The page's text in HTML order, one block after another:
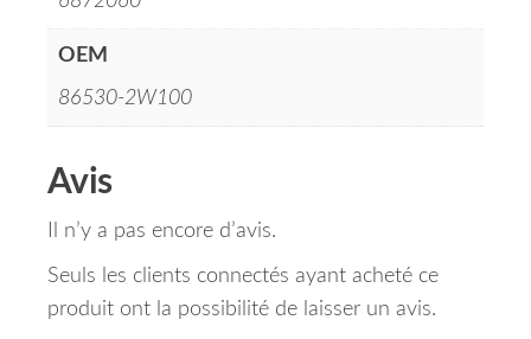
OEM
86530-2W100
Avis
Il n’y a pas encore d’avis.
Seuls les clients connectés ayant acheté ce
produit ont la possibilité de laisser un avis.